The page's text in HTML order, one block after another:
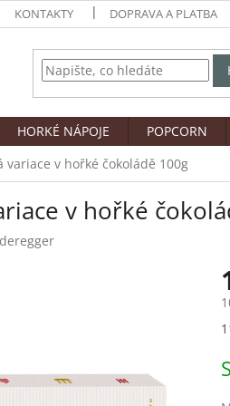
KONTAKTY DOPRAVA A PLATBA
HORKÉ NÁPOJE POPCORN
v hořké čokoládě 100g
v hořké